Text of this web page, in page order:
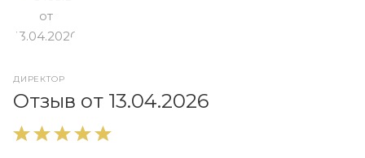
ДИРЕКТОР
Отзыв от 13.04.2026